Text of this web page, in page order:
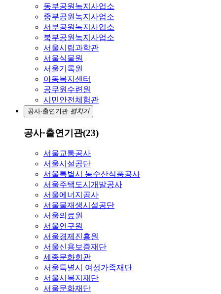
동부공원녹지사업소
중부공원녹지사업소
서부공원녹지사업소
북부공원녹지사업소
서울시립과학관
서울식물원
서울기록원
아동복지센터
공무원수련원
시민안전체험관
공사·출연기관 펼치기
공사·출연기관(23)
서울교통공사
서울시설공단
서울특별시 농수산식품공사
서울주택도시개발공사
서울에너지공사
서울물재생시설공단
서울의료원
서울연구원
서울경제진흥원
서울신용보증재단
세종문화회관
서울특별시 여성가족재단
서울시복지재단
서울문화재단